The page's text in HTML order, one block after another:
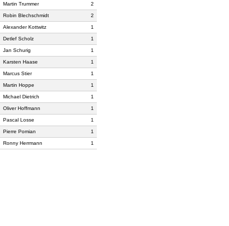
Martin Trummer 2
Robin Blechschmidt 2
Alexander Kottwitz 1
Detlef Scholz 1
Jan Schurig 1
Karsten Haase 1
Marcus Stier 1
Martin Hoppe 1
Michael Dietrich 1
Oliver Hoffmann 1
Pascal Losse 1
Pierre Pomian 1
Ronny Herrmann 1